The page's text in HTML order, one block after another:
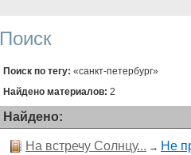
Поиск
Поиск по тегу: «санкт-петербург»
Найдено материалов: 2
Найдено:
На встречу Солнцу... → Не